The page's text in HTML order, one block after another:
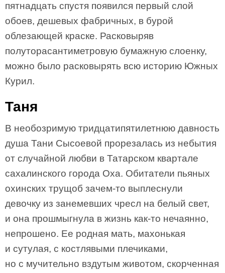
пятнадцать спустя появился первый слой
обоев, дешевых фабричных, в бурой
облезающей краске. Расковыряв
полуторасантиметровую бумажную слоенку,
можно было расковырять всю историю Южных
Курил.
Таня
В необозримую тридцатипятилетнюю давность
душа Тани Сысоевой прорезалась из небытия
от случайной любви в Татарском квартале
сахалинского города Оха. Обитатели пьяных
охинских трущоб зачем-то выплеснули
девочку из занемевших чресл на белый свет,
и она прошмыгнула в жизнь как-то нечаянно,
непрошено. Ее родная мать, махонькая
и сутулая, с костлявыми плечиками,
но с мучительно вздутым животом, скорченная